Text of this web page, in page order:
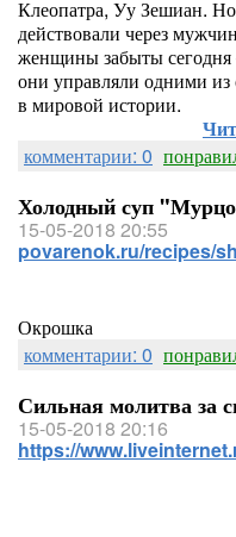
Клеопатра, Уу Зешиан.
действовали через
женщины забыты сегодня
они управляли одними
в мировой истории.
комментарии: 0
Холодный суп
15-05-2018 20:55
povarenok.ru/recipes/
Окрошка
комментарии: 0
Сильная молитва за
15-05-2018 20:16
https://